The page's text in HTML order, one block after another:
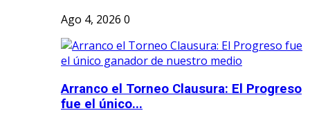
Ago 4, 2026 0
Arranco el Torneo Clausura: El Progreso
fue el único...